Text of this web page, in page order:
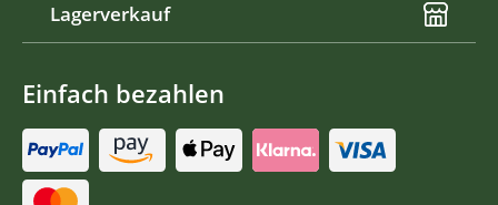
Lagerverkauf
Einfach bezahlen